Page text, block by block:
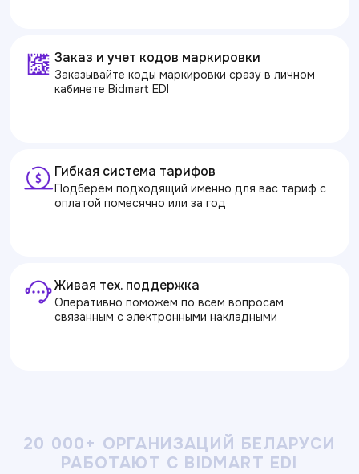
Заказ и учет кодов маркировки
Заказывайте коды маркировки сразу в личном
кабинете Bidmart EDI
Гибкая система тарифов
Подберём подходящий именно для вас тариф с
оплатой помесячно или за год
Живая тех. поддержка
Оперативно поможем по всем вопросам
связанным с электронными накладными
20 000+ ОРГАНИЗАЦИЙ БЕЛАРУСИ
РАБОТАЮТ С BIDMART EDI